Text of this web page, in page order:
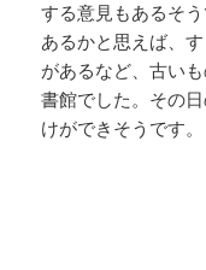
する意見もあるそ
あるかと思えば、
があるなど、古い
書館でした。その
けができそうです。